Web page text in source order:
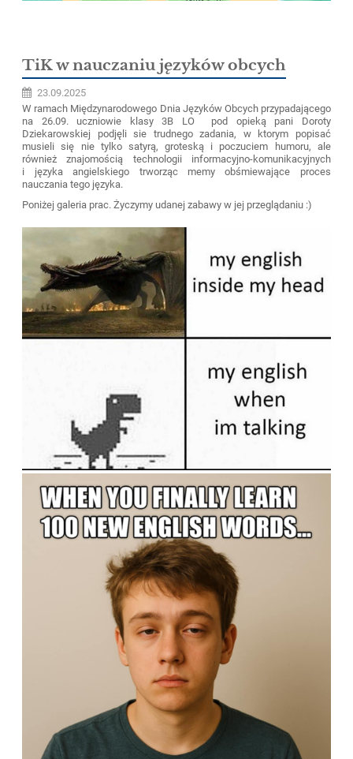
TiK w nauczaniu języków obcych
23.09.2025
W ramach Międzynarodowego Dnia Języków Obcych przypadającego
na 26.09. uczniowie klasy 3B LO pod opieką pani Doroty
Dziekarowskiej podjęli sie trudnego zadania, w ktorym popisać
musieli się nie tylko satyrą, groteską i poczuciem humoru, ale
również znajomością technologii informacyjno-komunikacyjnych
i języka angielskiego trworząc memy obśmiewające proces
nauczania tego języka.
Poniżej galeria prac. Życzymy udanej zabawy w jej przeglądaniu :)